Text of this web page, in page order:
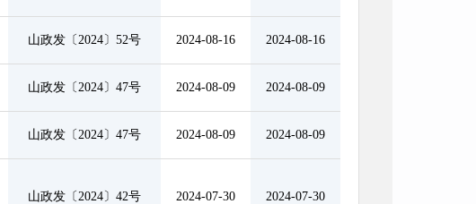
山政发〔2024〕52号 2024-08-16 2024-08-16
山政发〔2024〕47号 2024-08-09 2024-08-09
山政发〔2024〕47号 2024-08-09 2024-08-09
山政发〔2024〕42号 2024-07-30 2024-07-30